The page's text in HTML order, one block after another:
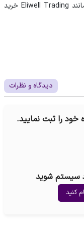
» را مطالعه کرده و سپس از فروشگاه‌هایی مانند Eliwell Trading خرید
دیدگاه‌ و نظرات
خود را ثبت نمایید.
سیستم شوید
کنید